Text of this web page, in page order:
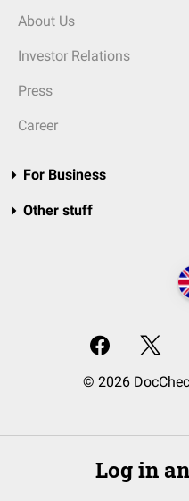
About Us
Investor Relations
Press
Career
For Business
Other stuff
© 2026
Log in